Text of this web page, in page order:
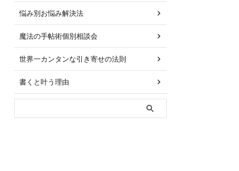
悩み別お悩み解決法
魔法の手帖術個別相談会
世界一カンタンな引き寄せの法則
書くと叶う理由